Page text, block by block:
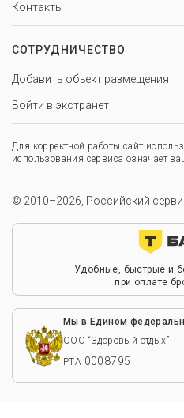
Контакты
СОТРУДНИЧЕСТВО
Добавить объект размещения
Войти в экстранет
Для корректной работы сайт
использования сервиса означает
© 2010–2026, Российский
Удобные, быстрые и
при оплате
Мы в Едином
ООО “Здоровый отдых”
РТА 0008795